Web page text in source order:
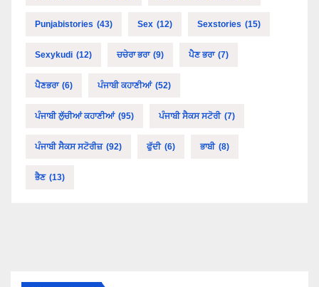
Punjabistories (43) Sex (12) Sexstories (15)
Sexykudi (12) ਚਚੇਰਾ ਭਰਾ (9) ਪੈਣ ਭਰਾ (7)
ਪੈਣਭਰਾ (6) ਪੰਜਾਬੀ ਕਹਾਣੀਆਂ (52)
ਪੰਜਾਬੀ ਲੁੱਚੀਆਂ ਕਹਾਣੀਆਂ (95) ਪੰਜਾਬੀ ਸੈਕਸ ਸਟੋਰੀ (7)
ਪੰਜਾਬੀ ਸੈਕਸ ਸਟੋਰੀਜ਼ (92) ਫੁੱਦੀ (6) ਭਾਬੀ (8)
ਭੈਣ (13)